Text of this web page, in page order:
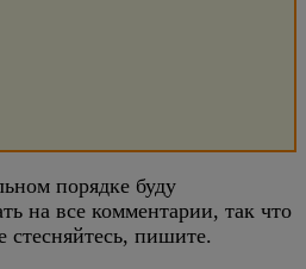
порядке буду
на все комментарии, так что
пишите.